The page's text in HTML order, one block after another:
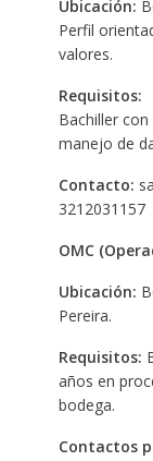
Ubicación:
Perfil
valores.
Requisitos:
Bachiller
manejo de
Contacto:
3212031157
OMC
Ubicación:
Pereira.
Requisitos:
años en
bodega.
Contactos